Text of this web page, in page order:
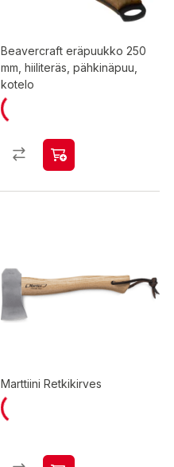
Beavercraft eräpuukko 250
mm, hiiliteräs, pähkinäpuu,
kotelo
Marttiini Retkikirves